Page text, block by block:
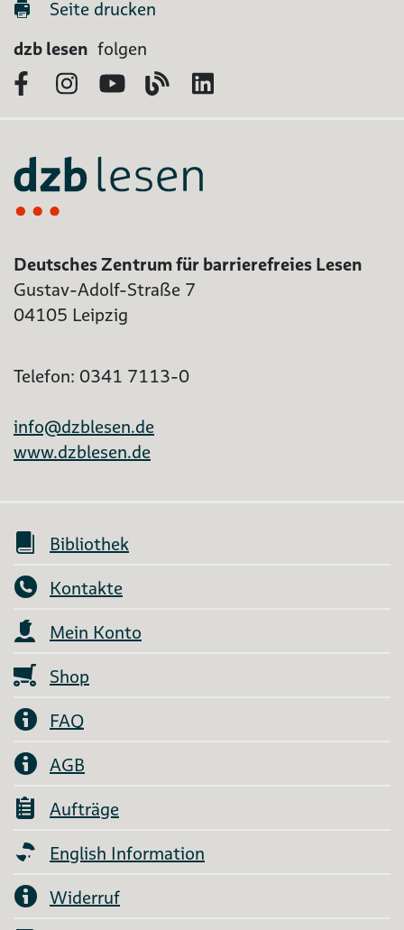
Seite drucken
dzb lesen folgen
FacebookInstagram
YouTubeBlog
Deutsches Zentrum für barrierefreies Lesen
Gustav-Adolf-Straße 7
04105 Leipzig
Telefon: 0341 7113-0
info@dzblesen.de
www.dzblesen.de
Bibliothek
Kontakte
Mein Konto
Shop
FAQ
AGB
Aufträge
English Information
Widerruf